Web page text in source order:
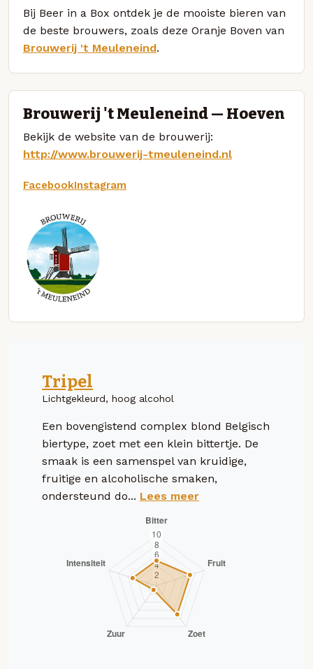
Bij Beer in a Box ontdek je de mooiste bieren van
de beste brouwers, zoals deze Oranje Boven van
Brouwerij 't Meuleneind.
Brouwerij 't Meuleneind — Hoeven
Bekijk de website van de brouwerij:
http://www.brouwerij-tmeuleneind.nl
FacebookInstagram
Tripel
Lichtgekleurd, hoog alcohol
Een bovengistend complex blond Belgisch
biertype, zoet met een klein bittertje. De
smaak is een samenspel van kruidige,
fruitige en alcoholische smaken,
ondersteund do... Lees meer